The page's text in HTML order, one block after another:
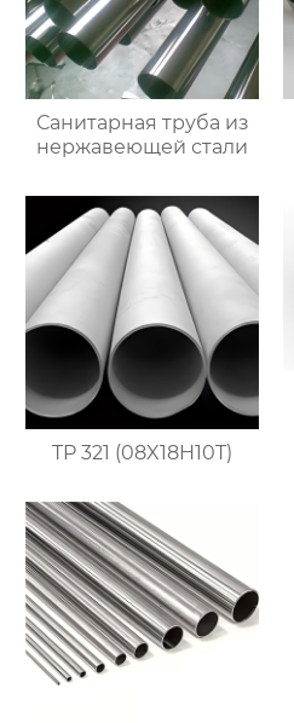
Санитарная труба из
нержавеющей стали
TP 321 (08X18H10T)